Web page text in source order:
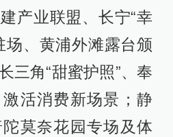
产业联盟、长宁“幸
场、黄浦外滩露台颁
三角“甜蜜护照”、奉
活消费新场景；静
莫奈花园专场及体